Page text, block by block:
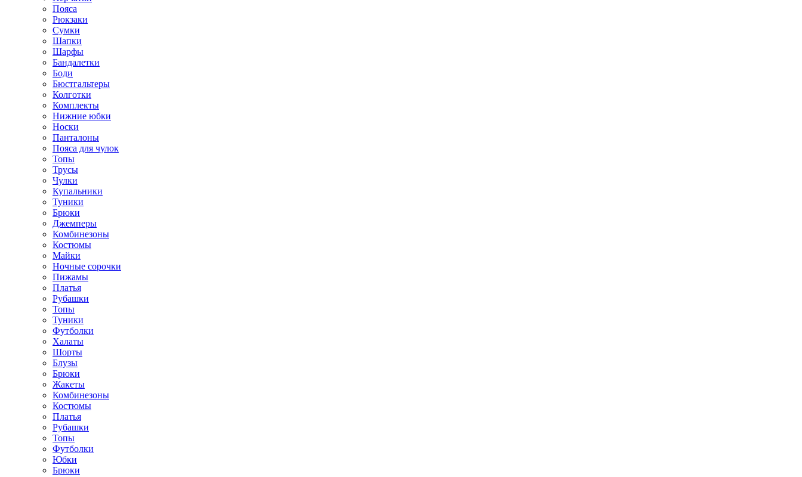
Пояса
Рюкзаки
Сумки
Шапки
Шарфы
Бандалетки
Боди
Бюстгальтеры
Колготки
Комплекты
Нижние юбки
Носки
Панталоны
Поясa для чулок
Топы
Трусы
Чулки
Купальники
Туники
Брюки
Джемперы
Комбинезоны
Костюмы
Майки
Ночные сорочки
Пижамы
Платья
Рубашки
Топы
Туники
Футболки
Халаты
Шорты
Блузы
Брюки
Жакеты
Комбинезоны
Костюмы
Платья
Рубашки
Топы
Футболки
Юбки
Брюки